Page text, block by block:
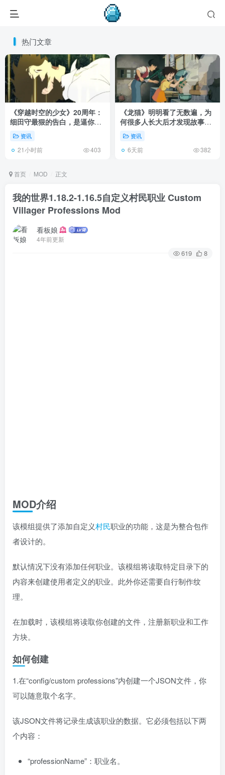
热门文章
《穿越时空的少女》20周年：
细田守最狠的告白，是逼你承
认有些夏天回不去了！
资讯
21小时前 403
《龙猫》明明看了无数遍，为
何很多人长大后才发现故事根
本不在 1988 年！
资讯
6天前 382
首页 MOD 正文
我的世界1.18.2-1.16.5自定义村民职业 Custom
Villager Professions Mod
看板娘
4年前更新
619 8
MOD介绍
该模组提供了添加自定义村民职业的功能，这是为整合包作
者设计的。
默认情况下没有添加任何职业。该模组将读取特定目录下的
内容来创建使用者定义的职业。此外你还需要自行制作纹
理。
在加载时，该模组将读取你创建的文件，注册新职业和工作
方块。
如何创建
1.在“config/custom professions”内创建一个JSON文件，你
可以随意取个名字。
该JSON文件将记录生成该职业的数据。它必须包括以下两
个内容：
“professionName”：职业名。